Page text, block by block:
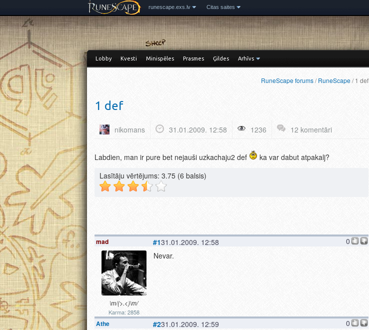
runescape.exs.lv Citas saites
Lobby Kvesti Minispēles Prasmes Ģildes Arhīvs
RuneScape forums/RuneScape/ 1 def
1 def
nikomans 31.01.2009. 12:58 1236 12 komentāri
Labdien, man ir pure bet nejauši uzkachaju2 def
ka var dabut atpakalj?
Lasītāju vērtējums: 3.75 (6 balsis)
mad
\m/(>.<)\m/
Karma: 2858
0
#131.01.2009. 12:58
Nevar.
Athe 0
#231.01.2009. 12:59